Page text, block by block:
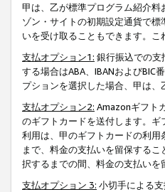
甲は、乙が標準プログラム紹介
ゾン・サイトの初期設定通貨で
いを受け取ることもできます。
支払オプション1: 銀行振込での
する場合はABA、IBANおよびBIC
プションを選択した場合、甲は
支払オプション2: Amazonギフト
のギフトカードを送付します。
利用は、甲のギフトカードの利
まで、料金の支払いを留保する
択するまでの間、料金の支払いを
支払オプション 3: 小切手による